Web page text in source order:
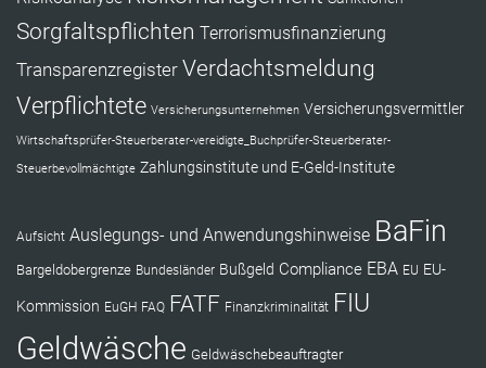
Sorgfaltspflichten Terrorismusfinanzierung
Transparenzregister Verdachtsmeldung
Verpflichtete Versicherungsunternehmen Versicherungsvermittler
Wirtschaftsprüfer-Steuerberater-vereidigte_Buchprüfer-Steuerberater-
Steuerbevollmächtigte Zahlungsinstitute und E-Geld-Institute
Aufsicht Auslegungs- und Anwendungshinweise BaFin
Bargeldobergrenze Bundesländer Bußgeld Compliance EBA EU EU-
Kommission EuGH FAQ FATF Finanzkriminalität FIU
Geldwäsche Geldwäschebeauftragter